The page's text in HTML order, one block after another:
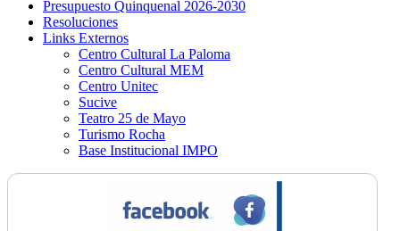
Presupuesto Quinquenal 2026-2030
Resoluciones
Links Externos
Centro Cultural La Paloma
Centro Cultural MEM
Centro Unitec
Sucive
Teatro 25 de Mayo
Turismo Rocha
Base Institucional IMPO